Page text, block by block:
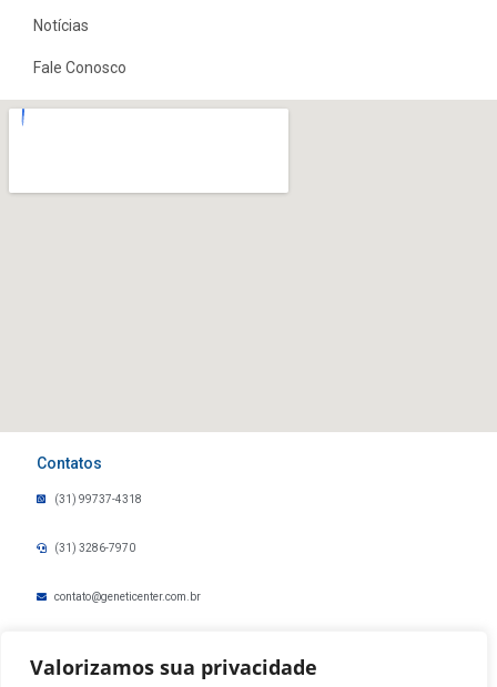
Valorizamos sua privacidade
Notícias
Fale Conosco
Contatos
(31) 99737-4318
(31) 3286-7970
contato@geneticenter.com.br